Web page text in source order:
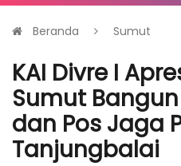
Beranda Sumut
KAI Divre I
Sumut
dan Pos Jaga
Tanjungbalai